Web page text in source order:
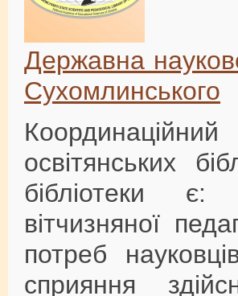
Державна
Сухомлинського
освітянських
бібліотеки є:
вітчизняної
потреб
сприяння